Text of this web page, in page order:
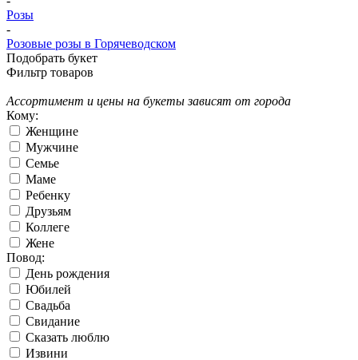
Розы
-
Розовые розы в Горячеводском
Подобрать букет
Фильтр товаров
Ассортимент и цены на букеты зависят от города
Кому:
Женщине
Мужчине
Семье
Маме
Ребенку
Друзьям
Коллеге
Жене
Повод:
День рождения
Юбилей
Свадьба
Свидание
Сказать люблю
Извини